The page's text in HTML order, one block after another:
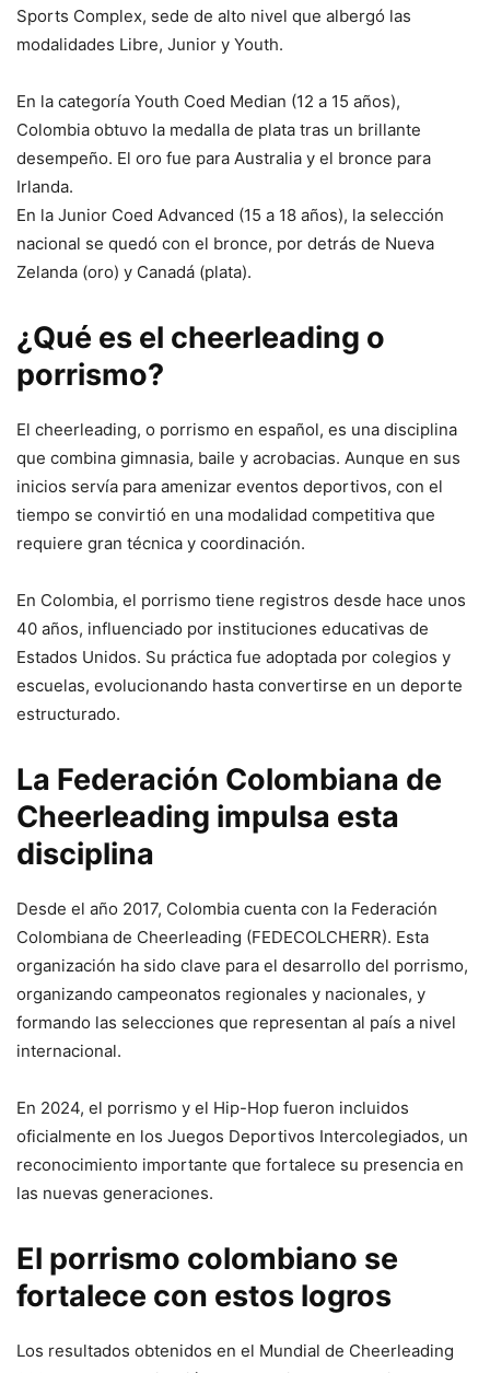
Sports Complex, sede de alto nivel que albergó las
modalidades Libre, Junior y Youth.
En la categoría Youth Coed Median (12 a 15 años),
Colombia obtuvo la medalla de plata tras un brillante
desempeño. El oro fue para Australia y el bronce para
Irlanda.
En la Junior Coed Advanced (15 a 18 años), la selección
nacional se quedó con el bronce, por detrás de Nueva
Zelanda (oro) y Canadá (plata).
¿Qué es el cheerleading o
porrismo?
El cheerleading, o porrismo en español, es una disciplina
que combina gimnasia, baile y acrobacias. Aunque en sus
inicios servía para amenizar eventos deportivos, con el
tiempo se convirtió en una modalidad competitiva que
requiere gran técnica y coordinación.
En Colombia, el porrismo tiene registros desde hace unos
40 años, influenciado por instituciones educativas de
Estados Unidos. Su práctica fue adoptada por colegios y
escuelas, evolucionando hasta convertirse en un deporte
estructurado.
La Federación Colombiana de
Cheerleading impulsa esta
disciplina
Desde el año 2017, Colombia cuenta con la Federación
Colombiana de Cheerleading (FEDECOLCHERR). Esta
organización ha sido clave para el desarrollo del porrismo,
organizando campeonatos regionales y nacionales, y
formando las selecciones que representan al país a nivel
internacional.
En 2024, el porrismo y el Hip-Hop fueron incluidos
oficialmente en los Juegos Deportivos Intercolegiados, un
reconocimiento importante que fortalece su presencia en
las nuevas generaciones.
El porrismo colombiano se
fortalece con estos logros
Los resultados obtenidos en el Mundial de Cheerleading